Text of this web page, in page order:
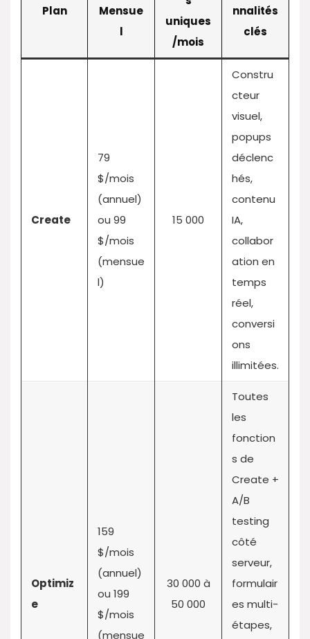
Plan
Mensue
l
uniques
/mois
nnalités
clés
Create
79
$/mois
(annuel)
ou 99
$/mois
(mensue
l)
15 000
Constru
cteur
visuel,
popups
déclenc
hés,
contenu
IA,
collabor
ation en
temps
réel,
conversi
ons
illimitées.
Optimiz
e
159
$/mois
(annuel)
ou 199
$/mois
(mensue
30 000 à
50 000
Toutes
les
fonction
s de
Create +
A/B
testing
côté
serveur,
formulair
es multi-
étapes,